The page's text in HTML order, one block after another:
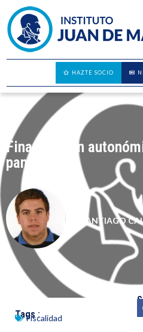
HAZTE SOCIO
Financiación
pandemia
SANTIAGO
Tags :Fiscalidad